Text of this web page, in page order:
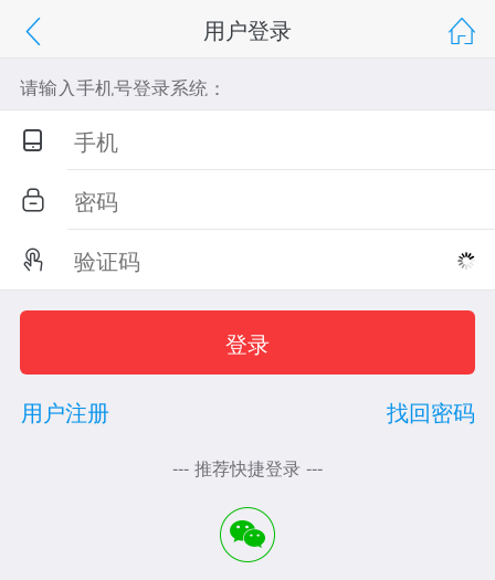
用户登录
请输入手机号登录系统：



用户注册 找回密码
--- 推荐快捷登录 ---